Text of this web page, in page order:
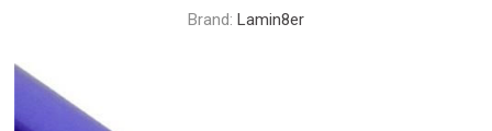
Brand: Lamin8er